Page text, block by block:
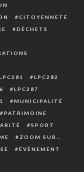
CITOYENNETÉ
DÉCHETS
LPC282
LPC287
MUNICIPALITÉ
PATRIMOINE
SPORT
ZOOM SUR…
ÉVÈNEMENT